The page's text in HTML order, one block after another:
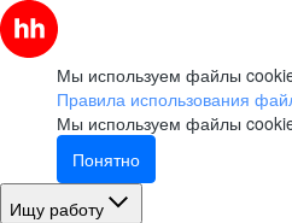
Мы используем файлы
Правила использования
Мы используем файлы
Понятно
Ищу работу